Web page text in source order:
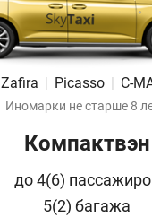
Zafira | Picasso | C-
Иномарки не старше 8
Компактвэн
до 4(6)
5(2) багажа